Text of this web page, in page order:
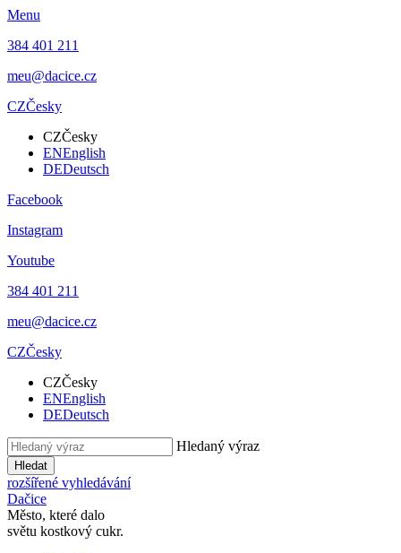
Menu
384 401 211
meu@dacice.cz
CZČesky
CZČesky
ENEnglish
DEDeutsch
Facebook
Instagram
Youtube
384 401 211
meu@dacice.cz
CZČesky
CZČesky
ENEnglish
DEDeutsch
Hledaný výraz
Hledat
rozšířené vyhledávání
Dačice
Město, které dalo
světu kostkový cukr.